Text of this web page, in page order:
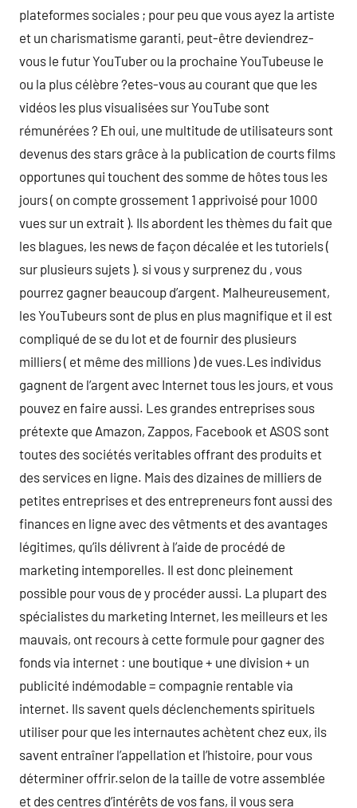
plateformes sociales ; pour peu que vous ayez la artiste
et un charismatisme garanti, peut-être deviendrez-
vous le futur YouTuber ou la prochaine YouTubeuse le
ou la plus célèbre ?etes-vous au courant que que les
vidéos les plus visualisées sur YouTube sont
rémunérées ? Eh oui, une multitude de utilisateurs sont
devenus des stars grâce à la publication de courts films
opportunes qui touchent des somme de hôtes tous les
jours ( on compte grossement 1 apprivoisé pour 1000
vues sur un extrait ). Ils abordent les thèmes du fait que
les blagues, les news de façon décalée et les tutoriels (
sur plusieurs sujets ). si vous y surprenez du , vous
pourrez gagner beaucoup d’argent. Malheureusement,
les YouTubeurs sont de plus en plus magnifique et il est
compliqué de se du lot et de fournir des plusieurs
milliers ( et même des millions ) de vues.Les individus
gagnent de l’argent avec Internet tous les jours, et vous
pouvez en faire aussi. Les grandes entreprises sous
prétexte que Amazon, Zappos, Facebook et ASOS sont
toutes des sociétés veritables offrant des produits et
des services en ligne. Mais des dizaines de milliers de
petites entreprises et des entrepreneurs font aussi des
finances en ligne avec des vêtments et des avantages
légitimes, qu’ils délivrent à l’aide de procédé de
marketing intemporelles. Il est donc pleinement
possible pour vous de y procéder aussi. La plupart des
spécialistes du marketing Internet, les meilleurs et les
mauvais, ont recours à cette formule pour gagner des
fonds via internet : une boutique + une division + un
publicité indémodable = compagnie rentable via
internet. Ils savent quels déclenchements spirituels
utiliser pour que les internautes achètent chez eux, ils
savent entraîner l’appellation et l’histoire, pour vous
déterminer offrir.selon de la taille de votre assemblée
et des centres d’intérêts de vos fans, il vous sera